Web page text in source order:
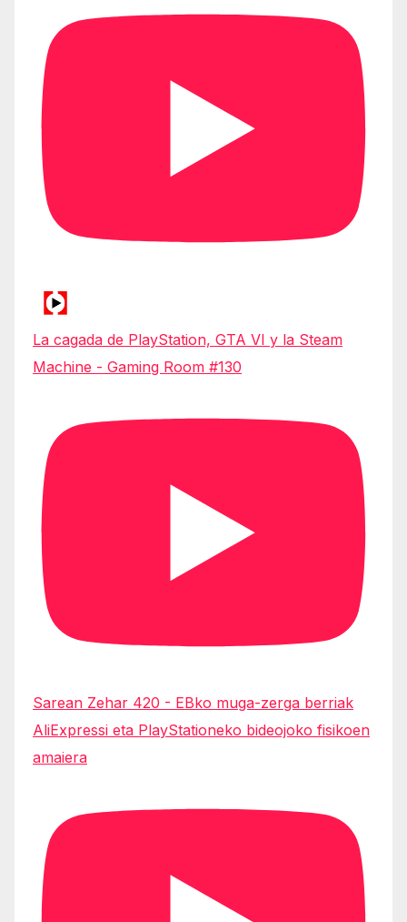
La cagada de PlayStation, GTA VI y la Steam
Machine - Gaming Room #130
Sarean Zehar 420 - EBko muga-zerga berriak
AliExpressi eta PlayStationeko bideojoko fisikoen
amaiera